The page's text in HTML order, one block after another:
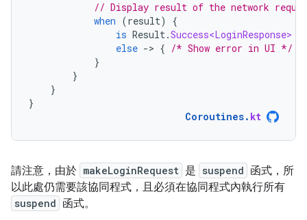
// Display result of the network
when (result)
{
is Result.Success<LoginResponse>
else -> { /* Show error in UI */
}
}
}
}
Coroutines. kt
請注意，由於 makeLoginRequest 是 suspend 函式，所
以此處仍需要該協同程式，且必須在協同程式內執行所有
suspend 函式。